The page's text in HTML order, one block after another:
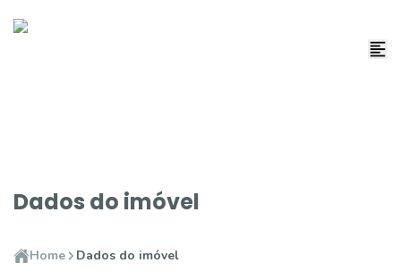
Dados do imóvel
Home Dados do imóvel